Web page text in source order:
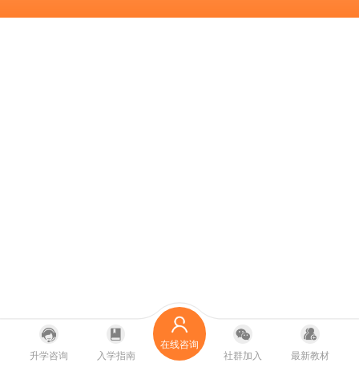
升学咨询 入学指南
在线咨询
社群加入
最新教材